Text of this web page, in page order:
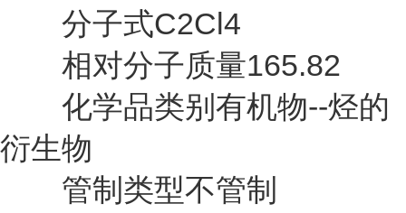
分子式C2Cl4
相对分子质量165.82
化学品类别有机物--烃的
衍生物
管制类型不管制